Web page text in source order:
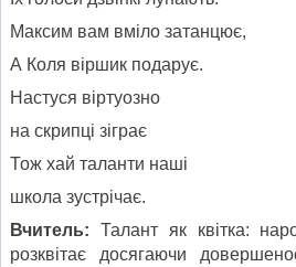
Максим вам вміло затанцює,
А Коля віршик подарує.
Настуся віртуозно
на скрипці зіграє
Тож хай таланти наші
школа зустрічає.
Вчитель: Талант як квітка:
розквітає досягаючи